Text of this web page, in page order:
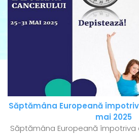
Săptămâna Europeană
mai 2025
Săptămâna Europeană împotriva